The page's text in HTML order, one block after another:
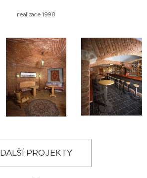
realizace 1998
DALŠÍ PROJEKTY